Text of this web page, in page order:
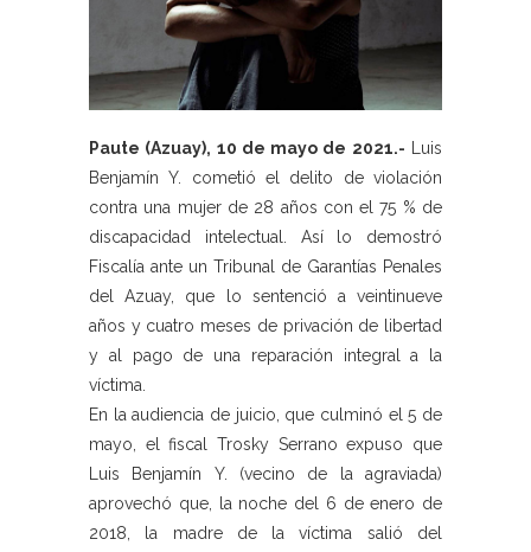
Paute (Azuay), 10 de mayo de 2021.- Luis
Benjamín Y. cometió el delito de violación
contra una mujer de 28 años con el 75 % de
discapacidad intelectual. Así lo demostró
Fiscalía ante un Tribunal de Garantías Penales
del Azuay, que lo sentenció a veintinueve
años y cuatro meses de privación de libertad
y al pago de una reparación integral a la
víctima.
En la audiencia de juicio, que culminó el 5 de
mayo, el fiscal Trosky Serrano expuso que
Luis Benjamín Y. (vecino de la agraviada)
aprovechó que, la noche del 6 de enero de
2018, la madre de la víctima salió del